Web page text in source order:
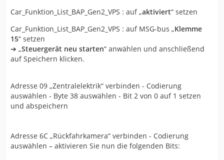
Car_Funktion_List_BAP_Gen2_VPS : auf „aktiviert“ setzen
Car_Funktion_List_BAP_Gen2_VPS : auf MSG-bus „Klemme
15“ setzen
➔ „Steuergerät neu starten“ anwählen und anschließend
auf Speichern klicken.
Adresse 09 „Zentralelektrik“ verbinden - Codierung
auswählen - Byte 38 auswählen - Bit 2 von 0 auf 1 setzen
und abspeichern
Adresse 6C „Rückfahrkamera“ verbinden - Codierung
auswählen – aktivieren Sie nun die folgenden Bits: